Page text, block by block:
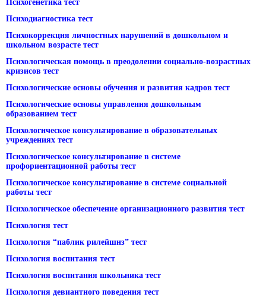
Психогенетика тест
Психодиагностика тест
Психокоррекция личностных нарушений в дошкольном и
школьном возрасте тест
Психологическая помощь в преодолении социально-возрастных
кризисов тест
Психологические основы обучения и развития кадров тест
Психологические основы управления дошкольным
образованием тест
Психологическое консультирование в образовательных
учреждениях тест
Психологическое консультирование в системе
профориентационной работы тест
Психологическое консультирование в системе социальной
работы тест
Психологическое обеспечение организационного развития тест
Психология тест
Психология “паблик рилейшнз” тест
Психология воспитания тест
Психология воспитания школьника тест
Психология девиантного поведения тест